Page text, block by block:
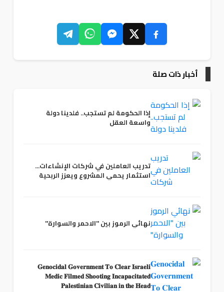
أخبار ذات صلة
إذا الحكومة لم تستجب.. فلدينا دولة
واسعة العقل
تدريب العاملين في شركات الإنشاءات...
استثمار يحمي المشروع ويعزز الربحية
نهائي الرموز بين "الاحمر والسوارة"
𝐆𝐞𝐧𝐨𝐜𝐢𝐝𝐚𝐥 𝐆𝐨𝐯𝐞𝐫𝐧𝐦𝐞𝐧𝐭 𝐓𝐨 𝐂𝐥𝐞𝐚𝐫 𝐈𝐬𝐫𝐚𝐞𝐥𝐢
𝐌𝐞𝐝𝐢𝐜 𝐅𝐢𝐥𝐦𝐞𝐝 𝐒𝐡𝐨𝐨𝐭𝐢𝐧𝐠 𝐈𝐧𝐜𝐚𝐩𝐚𝐜𝐢𝐭𝐚𝐭𝐞𝐝
𝐏𝐚𝐥𝐞𝐬𝐭𝐢𝐧𝐢𝐚𝐧 𝐂𝐢𝐯𝐢𝐥𝐢𝐚𝐧 𝐢𝐧 𝐭𝐡𝐞 𝐇𝐞𝐚𝐝